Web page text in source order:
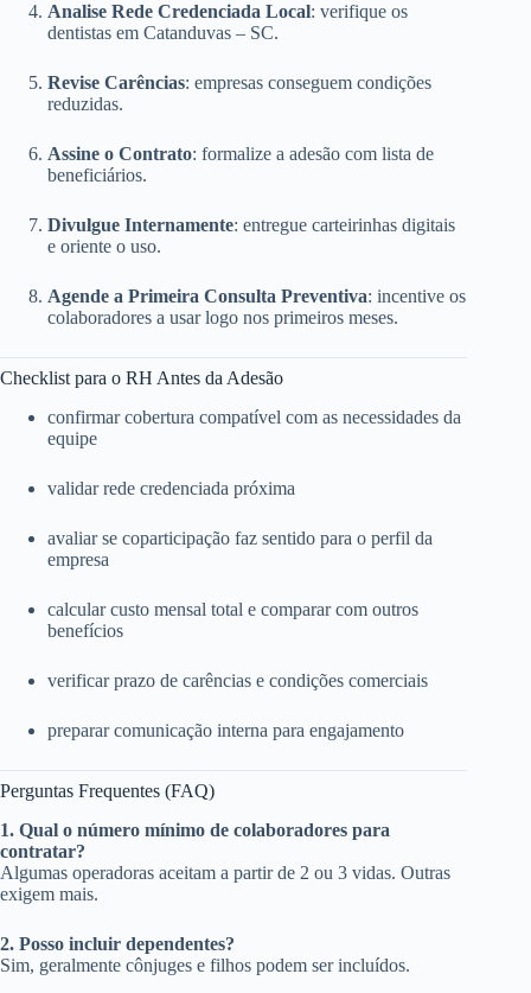
Analise Rede Credenciada Local: verifique os
dentistas em Catanduvas – SC.
Revise Carências: empresas conseguem condições
reduzidas.
Assine o Contrato: formalize a adesão com lista de
beneficiários.
Divulgue Internamente: entregue carteirinhas digitais
e oriente o uso.
Agende a Primeira Consulta Preventiva: incentive os
colaboradores a usar logo nos primeiros meses.
Checklist para o RH Antes da Adesão
confirmar cobertura compatível com as necessidades da
equipe
validar rede credenciada próxima
avaliar se coparticipação faz sentido para o perfil da
empresa
calcular custo mensal total e comparar com outros
benefícios
verificar prazo de carências e condições comerciais
preparar comunicação interna para engajamento
Perguntas Frequentes (FAQ)
1. Qual o número mínimo de colaboradores para
contratar?
Algumas operadoras aceitam a partir de 2 ou 3 vidas. Outras
exigem mais.
2. Posso incluir dependentes?
Sim, geralmente cônjuges e filhos podem ser incluídos.